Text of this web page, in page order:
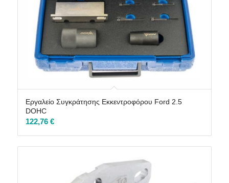
Εργαλείο Συγκράτησης Εκκεντροφόρου Ford 2.5
DOHC
122,76 €